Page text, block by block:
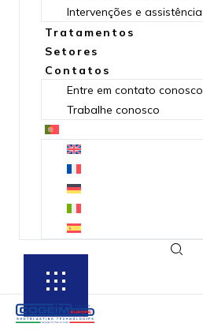
Intervenções e assistência
Tratamentos
Setores
Contatos
Entre em contato conosco
Trabalhe conosco